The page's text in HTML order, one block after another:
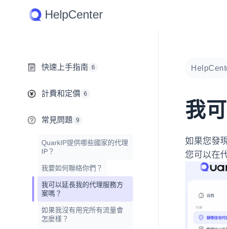
HelpCenter
快速上手指南 6
計費和定價 6
常見問題 9
QuarkIP提供哪些國家的代理
IP？
我要如何聯絡你們？
我可以延長我的代理服務方
案嗎？
如果我沒有用完所有流量會
怎麼樣？
我
如果您發
您可以在